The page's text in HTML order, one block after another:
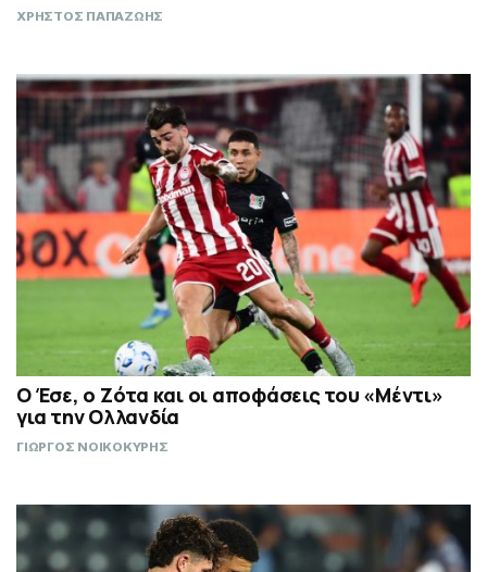
ΧΡΗΣΤΟΣ ΠΑΠΑΖΩΗΣ
Ο Έσε, ο Ζότα και οι αποφάσεις του «Μέντι»
για την Ολλανδία
ΓΙΩΡΓΟΣ ΝΟΙΚΟΚΥΡΗΣ